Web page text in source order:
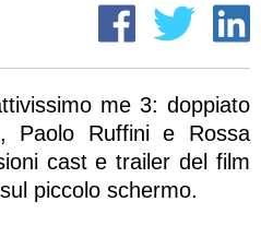
me 3: doppiato
Paolo Ruffini e Rossa
cast e trailer del film
piccolo schermo.